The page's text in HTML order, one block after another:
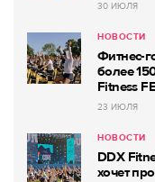
30 ИЮЛЯ
НОВОСТИ
Фитнес-
более
Fitness
23 ИЮЛЯ
НОВОСТИ
DDX
хочет